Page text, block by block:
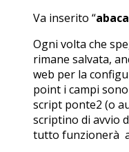
Va inserito “
Ogni volta che
rimane salvata,
web per la
point i campi
script ponte2 (o
scriptino di avvio
tutto funzionerà